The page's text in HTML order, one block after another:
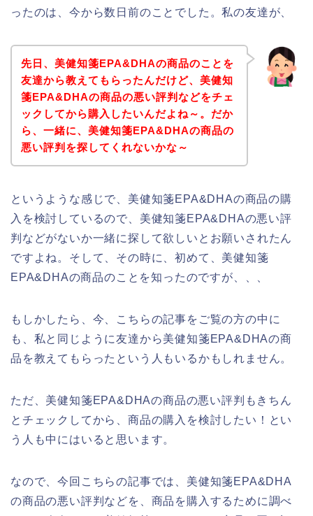
ったのは、今から数日前のことでした。私の友達が、
先日、美健知箋EPA&DHAの商品のことを
友達から教えてもらったんだけど、美健知
箋EPA&DHAの商品の悪い評判などをチェ
ックしてから購入したいんだよね～。だか
ら、一緒に、美健知箋EPA&DHAの商品の
悪い評判を探してくれないかな～
というような感じで、美健知箋EPA&DHAの商品の購
入を検討しているので、美健知箋EPA&DHAの悪い評
判などがないか一緒に探して欲しいとお願いされたん
ですよね。そして、その時に、初めて、美健知箋
EPA&DHAの商品のことを知ったのですが、、、
もしかしたら、今、こちらの記事をご覧の方の中に
も、私と同じように友達から美健知箋EPA&DHAの商
品を教えてもらったという人もいるかもしれません。
ただ、美健知箋EPA&DHAの商品の悪い評判もきちん
とチェックしてから、商品の購入を検討したい！とい
う人も中にはいると思います。
なので、今回こちらの記事では、美健知箋EPA&DHA
の商品の悪い評判などを、商品を購入するために調べ